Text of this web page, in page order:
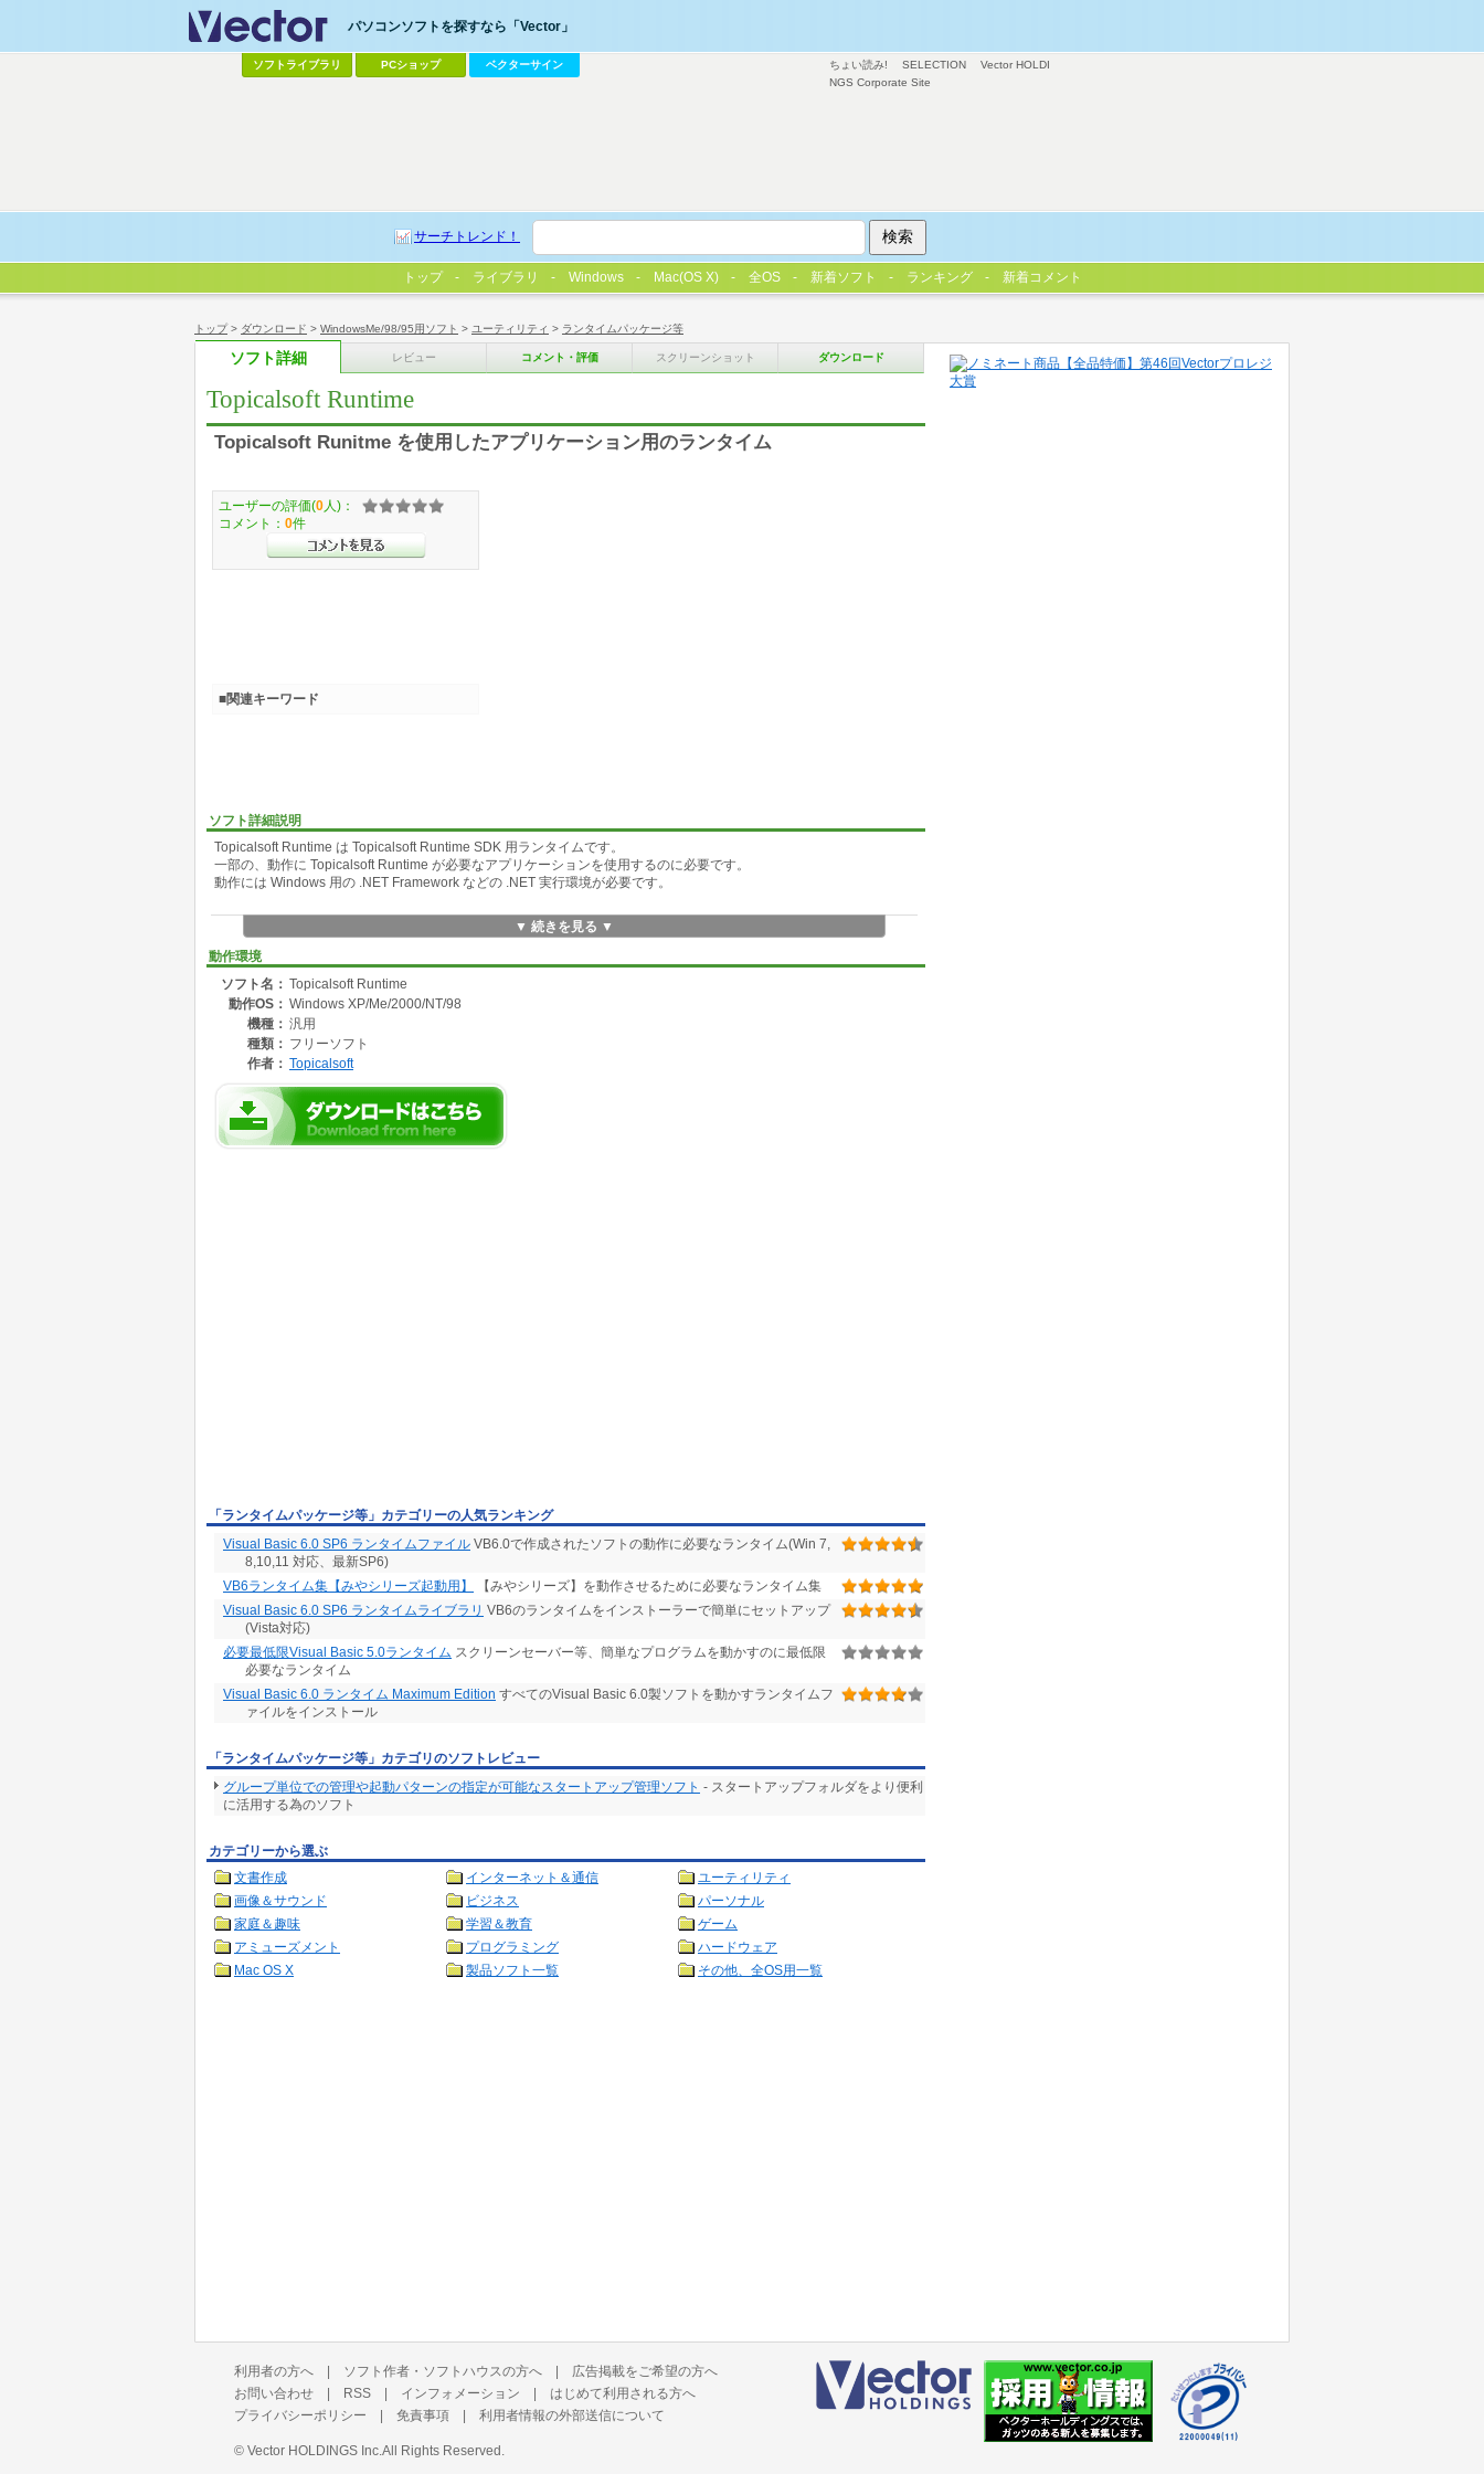
トップ> ダウンロード > WindowsMe/98/95用ソフト > ユーティリティ > ランタイムパッケージ等
ソフト詳細 レビュー コメント・評価 スクリーンショット ダウンロード
Topicalsoft Runtime
Topicalsoft Runitme を使用したアプリケーション用のランタイム
ソフト詳細説明
Topicalsoft Runtime は Topicalsoft Runtime SDK 用ランタイムです。
一部の、動作に Topicalsoft Runtime が必要なアプリケーションを使用するのに必要です。
動作には Windows 用の .NET Framework などの .NET 実行環境が必要です。
▼ 続きを見る ▼
動作環境
ソフト名： Topicalsoft Runtime
動作OS： Windows XP/Me/2000/NT/98
機種： 汎用
種類： フリーソフト
作者： Topicalsoft
ユーザーの評価(0 人)：
コメント： 0件
■関連キーワード
「ランタイムパッケージ等」カテゴリーの人気ランキング
Visual Basic 6.0 SP6 ランタイムファイル VB6.0で作成されたソフトの動作に必要なランタイム(Win 7,
8,10,11 対応、最新SP6)
VB6ランタイム集【みやシリーズ起動用】
【みやシリーズ】を動作させるために必要なランタイム集
Visual Basic 6.0 SP6 ランタイムライブラリ VB6のランタイムをインストーラーで簡単にセットアップ
(Vista対応)
必要最低限Visual Basic 5.0ランタイム スクリーンセーバー等、簡単なプログラムを動かすのに最低限
必要なランタイム
Visual Basic 6.0 ランタイム Maximum Edition すべてのVisual Basic 6.0製ソフトを動かすランタイムフ
ァイルをインストール
「ランタイムパッケージ等」カテゴリのソフトレビュー
グループ単位での管理や起動パターンの指定が可能なスタートアップ管理ソフト - スタートアップフォルダをより便利
に活用する為のソフト
カテゴリーから選ぶ
文書作成
インターネット＆通信
ユーティリティ
画像＆サウンド
ビジネス
パーソナル
家庭＆趣味
学習＆教育
ゲーム
アミューズメント
プログラミング
ハードウェア
Mac OS X
製品ソフト一覧 その他、全OS用一覧
ちょい読み! SELECTION
Vector HOLDI
NGS Corporate Site
パソコンソフトを探すなら「Vector」
ソフトライブラリ PCショップ ベクターサイン
サーチトレンド！
トップ ライブラリ Windows Mac(OS X) 全OS 新着ソフト ランキング 新着コメント
利用者の方へ | ソフト作者・ソフトハウスの方へ | 広告掲載をご希望の方へ
お問い合わせ | RSS | インフォメーション | はじめて利用される方へ
プライバシーポリシー | 免責事項 | 利用者情報の外部送信について
© Vector HOLDINGS Inc. All Rights Reserved.